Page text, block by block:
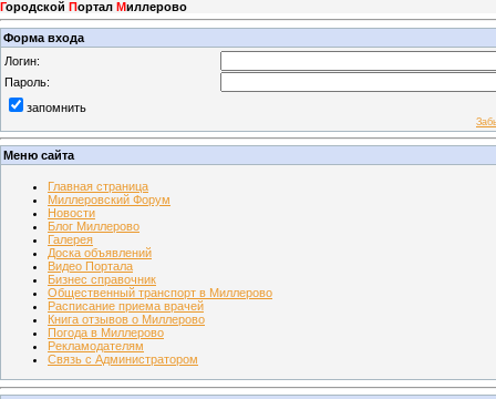
Городской Портал Миллерово
Форма входа
Логин:
Пароль:
запомнить
Меню сайта
Главная страница
Миллеровский Форум
Новости
Блог Миллерово
Галерея
Доска объявлений
Видео Портала
Бизнес справочник
Общественный транспорт в Миллерово
Расписание приема врачей
Книга отзывов о Миллерово
Погода в Миллерово
Рекламодателям
Связь с Администратором